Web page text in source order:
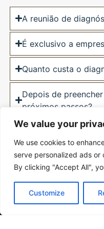
We value your
We use cookies to
serve personalized ads
By clicking "Accept All",
Customize
A reunião de
É exclusivo a
Quanto custa o
Depois de
próximos passos?
Se não puder
Ainda tem dúvidas?